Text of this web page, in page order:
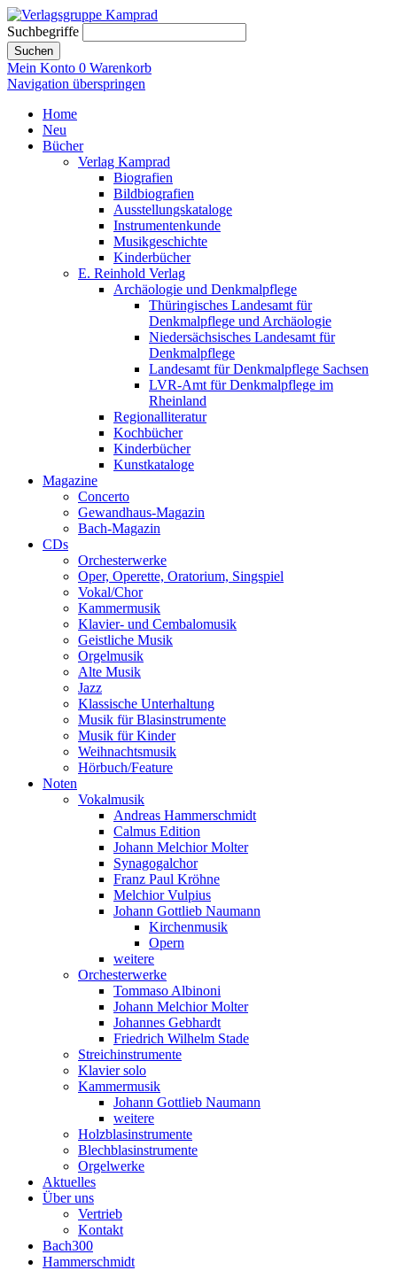
Suchbegriffe
Suchen
Mein Konto 0 Warenkorb
Navigation überspringen
Home
Neu
Bücher
Verlag Kamprad
Biografien
Bildbiografien
Ausstellungskataloge
Instrumentenkunde
Musikgeschichte
Kinderbücher
E. Reinhold Verlag
Archäologie und Denkmalpflege
Thüringisches Landesamt für
Denkmalpflege und Archäologie
Niedersächsisches Landesamt für
Denkmalpflege
Landesamt für Denkmalpflege Sachsen
LVR-Amt für Denkmalpflege im
Rheinland
Regionalliteratur
Kochbücher
Kinderbücher
Kunstkataloge
Magazine
Concerto
Gewandhaus-Magazin
Bach-Magazin
CDs
Orchesterwerke
Oper, Operette, Oratorium, Singspiel
Vokal/Chor
Kammermusik
Klavier- und Cembalomusik
Geistliche Musik
Orgelmusik
Alte Musik
Jazz
Klassische Unterhaltung
Musik für Blasinstrumente
Musik für Kinder
Weihnachtsmusik
Hörbuch/Feature
Noten
Vokalmusik
Andreas Hammerschmidt
Calmus Edition
Johann Melchior Molter
Synagogalchor
Franz Paul Kröhne
Melchior Vulpius
Johann Gottlieb Naumann
Kirchenmusik
Opern
weitere
Orchesterwerke
Tommaso Albinoni
Johann Melchior Molter
Johannes Gebhardt
Friedrich Wilhelm Stade
Streichinstrumente
Klavier solo
Kammermusik
Johann Gottlieb Naumann
weitere
Holzblasinstrumente
Blechblasinstrumente
Orgelwerke
Aktuelles
Über uns
Vertrieb
Kontakt
Bach300
Hammerschmidt